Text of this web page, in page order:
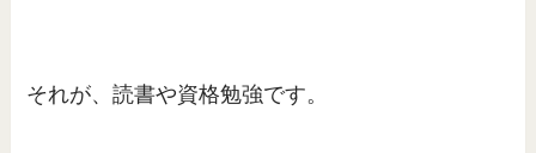
それが、読書や資格勉強です。